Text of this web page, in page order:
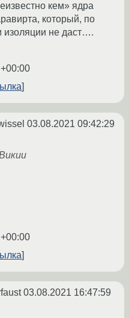
кем» ядра
который, по
не даст….
03.08.2021 09:42:29
03.08.2021 16:47:59